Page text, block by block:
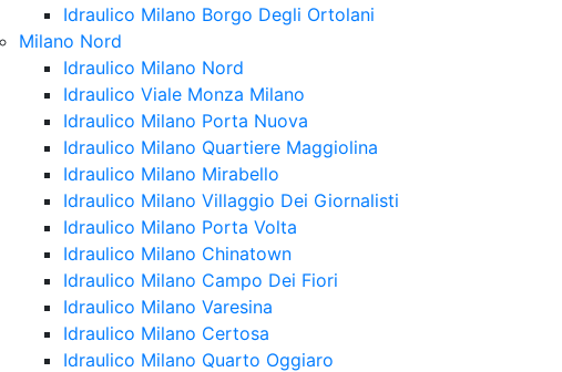
Idraulico Milano Borgo Degli Ortolani
Milano Nord
Idraulico Milano Nord
Idraulico Viale Monza Milano
Idraulico Milano Porta Nuova
Idraulico Milano Quartiere Maggiolina
Idraulico Milano Mirabello
Idraulico Milano Villaggio Dei Giornalisti
Idraulico Milano Porta Volta
Idraulico Milano Chinatown
Idraulico Milano Campo Dei Fiori
Idraulico Milano Varesina
Idraulico Milano Certosa
Idraulico Milano Quarto Oggiaro